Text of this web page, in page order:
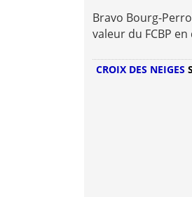
Bravo Bourg-
valeur du FCBP
CROIX DES NEIGES